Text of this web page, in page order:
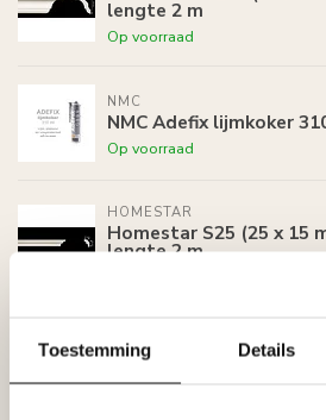
Toestemming Details
lengte 2 m
Op voorraad
NMC
NMC Adefix lijmkoker
Op voorraad
HOMESTAR
Homestar S25 (25 x 15
lengte 2 m
HOMESTAR
Homestar SET
en Verstekbak